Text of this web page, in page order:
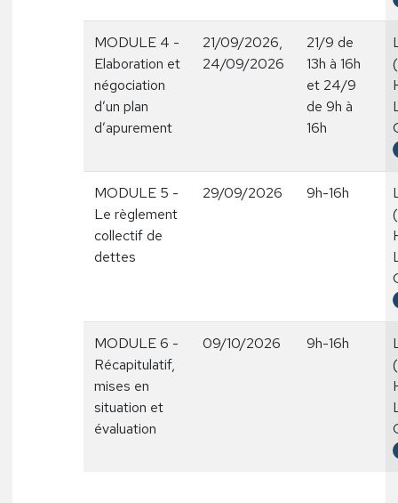
MODULE 4 -
Elaboration et
négociation
d’un plan
d’apurement
21/09/2026,
24/09/2026
21/9 de
13h à 16h
et 24/9
de 9h à
16h
MODULE 5 -
Le règlement
collectif de
dettes
29/09/2026 9h-16h
MODULE 6 -
Récapitulatif,
mises en
situation et
évaluation
09/10/2026 9h-16h